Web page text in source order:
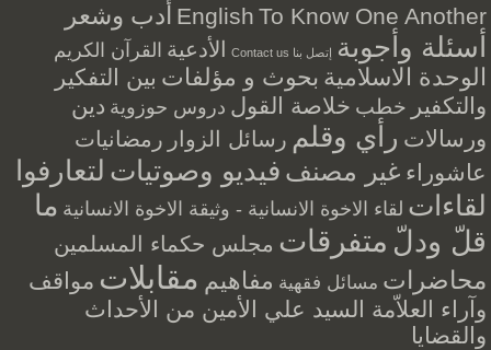
English To Know One Another أدب وشعر
أسئلة وأجوبة إتصل بنا Contact us الأدعية القرآن الكريم
الوحدة الاسلامية بحوث و مؤلفات بين التفكير
والتكفير خطب خلاصة القول دروس حوزوية دين
ورسالات رأي وقلم رسائل الزوار رمضانيات
عاشوراء غير مصنف فيديو وصوتيات لتعارفوا
لقاءات لقاء الاخوة الانسانية - وثيقة الاخوة الانسانية ما
قلّ ودلّ متفرقات مجلس حكماء المسلمين
محاضرات مسائل فقهية مفاهيم مقابلات مواقف
وآراء العلاّمة السيد علي الأمين من الأحداث
والقضايا